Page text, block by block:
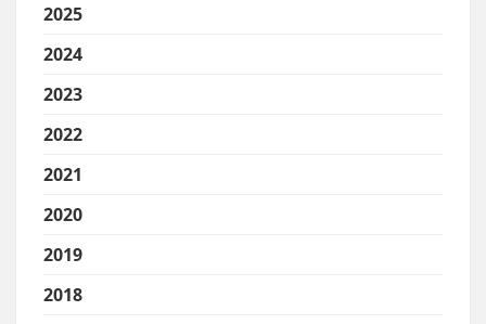
2025
2024
2023
2022
2021
2020
2019
2018